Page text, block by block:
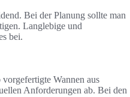
Bei der Planung sollte man
Langlebige und
bei.
vorgefertigte Wannen aus
Anforderungen ab. Bei den